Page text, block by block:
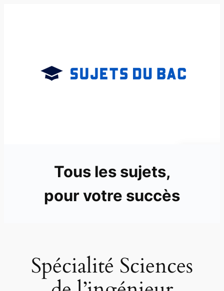
Tous les sujets,
pour votre succès
Spécialité Sciences